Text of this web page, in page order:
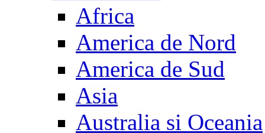
Africa
America de Nord
America de Sud
Asia
Australia si Oceania